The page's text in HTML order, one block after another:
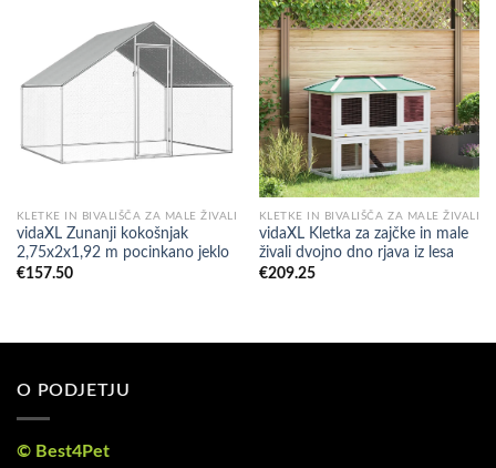
KLETKE IN BIVALIŠČA ZA MALE ŽIVALI
vidaXL Zunanji kokošnjak
2,75x2x1,92 m pocinkano jeklo
€157.50
KLETKE IN BIVALIŠČA ZA MALE ŽIVALI
vidaXL Kletka za zajčke in male
živali dvojno dno rjava iz lesa
€209.25
O PODJETJU
© Best4Pet